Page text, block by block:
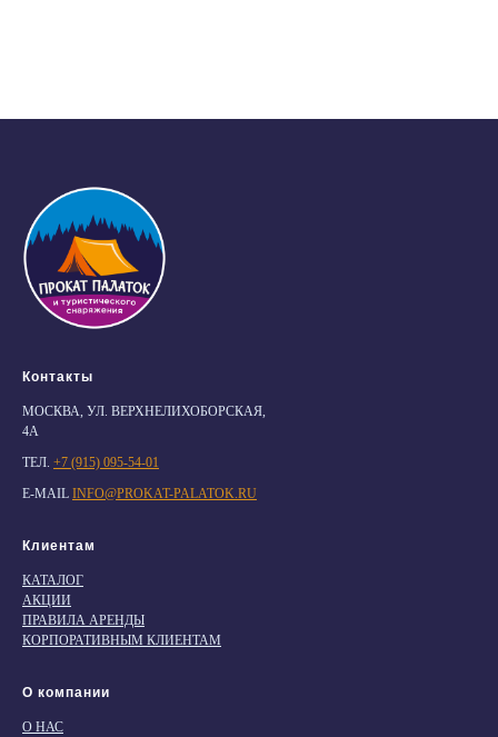
Контакты
МОСКВА, УЛ. ВЕРХНЕЛИХОБОРСКАЯ,
4А
ТЕЛ. +7 (915) 095-54-01
E-MAIL INFO@PROKAT-PALATOK.RU
Клиентам
КАТАЛОГ
АКЦИИ
ПРАВИЛА АРЕНДЫ
КОРПОРАТИВНЫМ КЛИЕНТАМ
О компании
О НАС